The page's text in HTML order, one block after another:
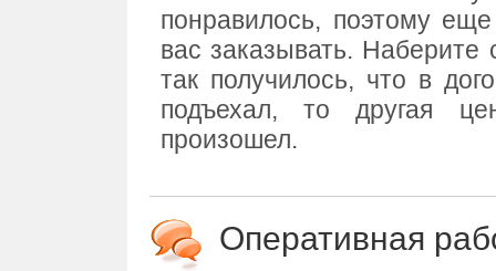
понравилось, поэтому
вас заказывать. Наберите
так получилось, что в
подъехал, то другая
произошел.
Оперативная